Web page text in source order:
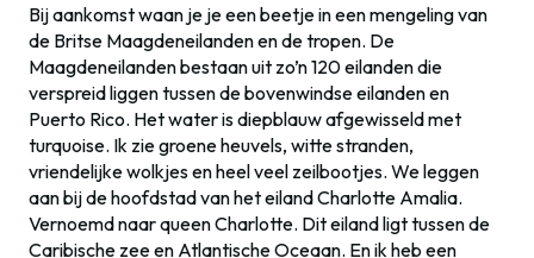
Bij aankomst waan je je een beetje in een mengeling van
de Britse Maagdeneilanden en de tropen. De
Maagdeneilanden bestaan uit zo’n 120 eilanden die
verspreid liggen tussen de bovenwindse eilanden en
Puerto Rico. Het water is diepblauw afgewisseld met
turquoise. Ik zie groene heuvels, witte stranden,
vriendelijke wolkjes en heel veel zeilbootjes. We leggen
aan bij de hoofdstad van het eiland Charlotte Amalia.
Vernoemd naar queen Charlotte. Dit eiland ligt tussen de
Caribische zee en Atlantische Oceaan. En ik heb een